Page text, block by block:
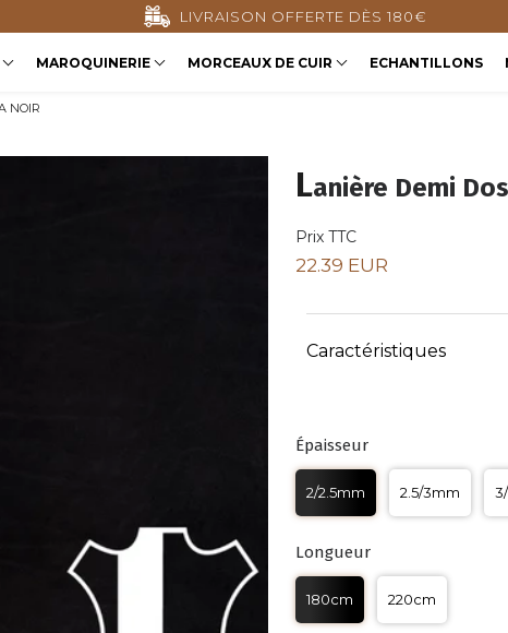
PAIEMENT SÉCURISÉ
MAROQUINERIE MORCEAUX DE CUIR ECHANTILLONS
NOIR
Lanière Demi
Prix TTC
22.39 EUR
Caractéristiques
Épaisseur
2/2.5mm 2.5/3mm
Longueur
180cm 220cm